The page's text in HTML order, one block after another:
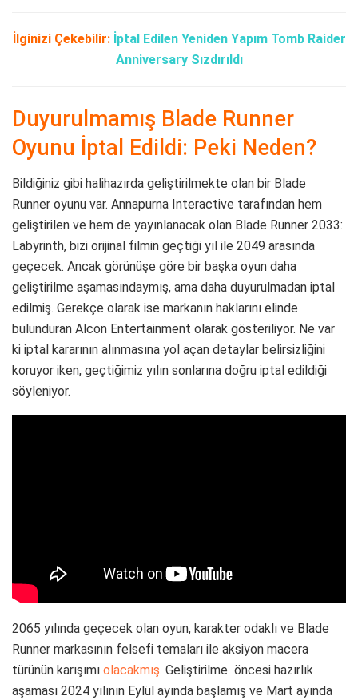
İlginizi Çekebilir: İptal Edilen Yeniden Yapım Tomb Raider
Anniversary Sızdırıldı
Duyurulmamış Blade Runner
Oyunu İptal Edildi: Peki Neden?
Bildiğiniz gibi halihazırda geliştirilmekte olan bir Blade
Runner oyunu var. Annapurna Interactive tarafından hem
geliştirilen ve hem de yayınlanacak olan Blade Runner 2033:
Labyrinth, bizi orijinal filmin geçtiği yıl ile 2049 arasında
geçecek. Ancak görünüşe göre bir başka oyun daha
geliştirilme aşamasındaymış, ama daha duyurulmadan iptal
edilmiş. Gerekçe olarak ise markanın haklarını elinde
bulunduran Alcon Entertainment olarak gösteriliyor. Ne var
ki iptal kararının alınmasına yol açan detaylar belirsizliğini
koruyor iken, geçtiğimiz yılın sonlarına doğru iptal edildiği
söyleniyor.
2065 yılında geçecek olan oyun, karakter odaklı ve Blade
Runner markasının felsefi temaları ile aksiyon macera
türünün karışımı olacakmış. Geliştirilme öncesi hazırlık
aşaması 2024 yılının Eylül ayında başlamış ve Mart ayında